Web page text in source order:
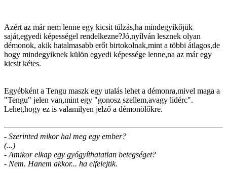
Azért az már nem lenne egy kicsit túlzás,ha mindegyikőjük
saját,egyedi képességel rendelkezne?Jó,nyílván lesznek olyan
démonok, akik hatalmasabb erőt birtokolnak,mint a többi átlagos,de
hogy mindegyiknek külön egyedi képessége lenne,na az már egy
kicsit kétes.
Egyébként a Tengu maszk egy utalás lehet a démonra,mivel maga a
"Tengu" jelen van,mint egy "gonosz szellem,avagy lidérc".
Lehet,hogy ez is valamilyen jelző a démonölőkre.
- Szerinted mikor hal meg egy ember?
(...)
- Amikor elkap egy gyógyíthatatlan betegséget?
- Nem. Hanem akkor... ha elfelejtik.